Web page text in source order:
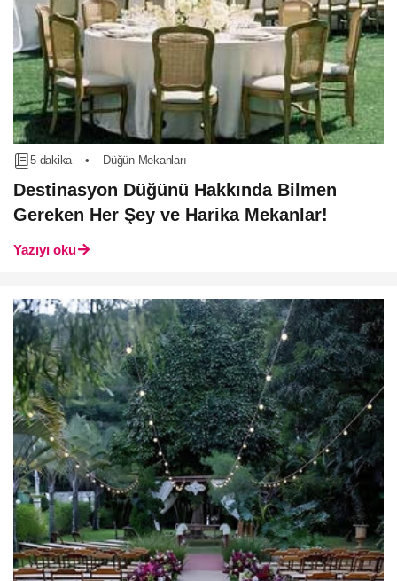
5 dakika • Düğün Mekanları
Destinasyon Düğünü Hakkında Bilmen
Gereken Her Şey ve Harika Mekanlar!
Yazıyı oku